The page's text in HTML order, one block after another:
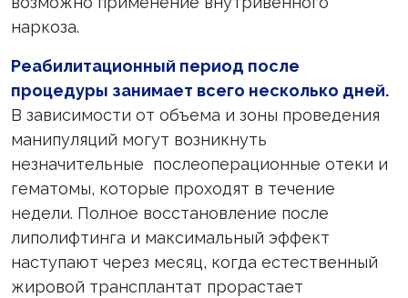
наркоза.
Реабилитационный период после
процедуры занимает всего несколько дней.
В зависимости от объема и зоны проведения
манипуляций могут возникнуть
незначительные послеоперационные отеки и
гематомы, которые проходят в течение
недели. Полное восстановление после
липолифтинга и максимальный эффект
наступают через месяц, когда естественный
жировой трансплантат прорастает